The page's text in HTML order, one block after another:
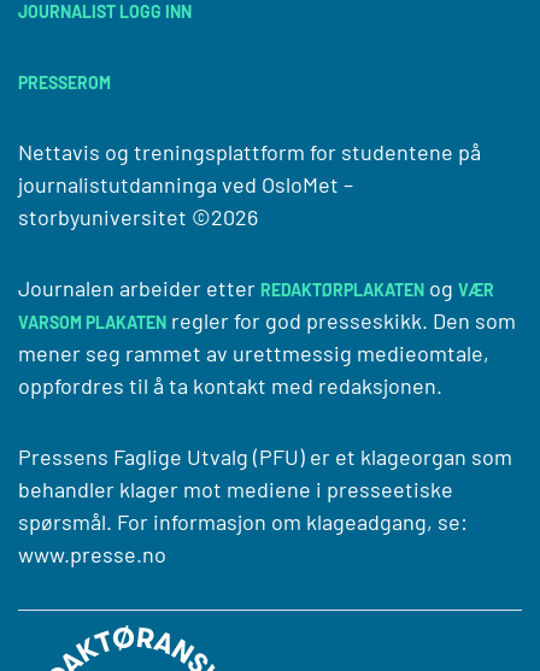
JOURNALIST LOGG INN
PRESSEROM
Nettavis og treningsplattform for studentene på
journalistutdanninga ved OsloMet –
storbyuniversitet ©2026
Journalen arbeider etter REDAKTØRPLAKATEN og VÆR
VARSOM PLAKATEN regler for god presseskikk. Den som
mener seg rammet av urettmessig medieomtale,
oppfordres til å ta kontakt med redaksjonen.
Pressens Faglige Utvalg (PFU) er et klageorgan som
behandler klager mot mediene i presseetiske
spørsmål. For informasjon om klageadgang, se:
www.presse.no